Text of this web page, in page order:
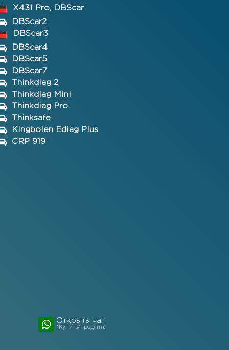
X431 Pro, DBScar
DBScar2
DBScar3
DBScar4
DBScar5
DBScar7
Thinkdiag 2
Thinkdiag Mini
Thinkdiag Pro
Thinksafe
Kingbolen Ediag Plus
CRP 919
Открыть чат
*Купить/продлить